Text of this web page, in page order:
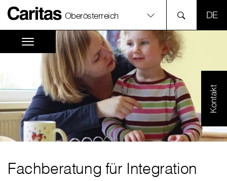
Oberösterreich
Kontakt
Fachberatung für Integration